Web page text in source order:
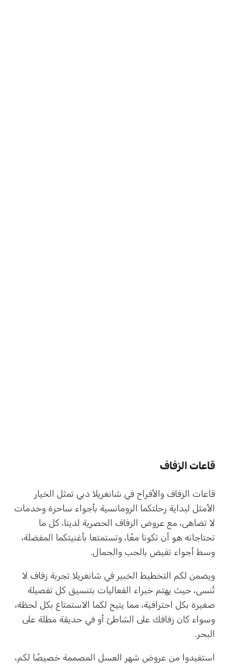
قاعات الزفاف
قاعات الزفاف والأفراح في شانغريلا دبي تمثل الخيار
الأمثل لبداية رحلتكما الرومانسية بأجواء ساحرة وخدمات
لا تضاهى، مع عروض الزفاف الحصرية لدينا، كل ما
تحتاجانه هو أن تكونا معًا، وتستمتعا بأغنيتكما المفضلة،
وسط أجواء تفيض بالحب والجمال.
ويضمن لكم التخطيط الخبير في شانغريلا تجربة زفاف لا
تُنسى، حيث يهتم خبراء الفعاليات بتنسيق كل تفصيلة
صغيرة بكل احترافية، مما يتيح لكما الاستمتاع بكل لحظة،
وسواء كان زفافك على الشاطئ أو في حديقة مطلة على
البحر.
استفيدوا من عروض شهر العسل المصممة خصيصًا لكم،